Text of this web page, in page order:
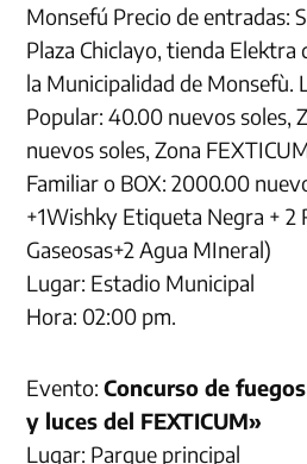
Monsefú Precio de entradas:
Plaza Chiclayo, tienda Elektra
la Municipalidad de Monsefù.
Popular: 40.00 nuevos soles,
nuevos soles, Zona
Familiar o BOX: 2000.00
+1Wishky Etiqueta Negra + 2
Gaseosas+2 Agua MIneral)
Lugar: Estadio Municipal
Hora: 02:00 pm.
Evento:Concurso de
y luces del FEXTICUM»
Lugar: Parque principal